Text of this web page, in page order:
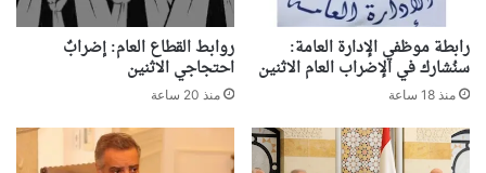
رابطة موظفي الإدارة العامة:
سنُشارك في الإضراب العام الاثنين
منذ 18 ساعة
روابط القطاع العام: إضرابٌ
احتجاجي الاثنين
منذ 20 ساعة